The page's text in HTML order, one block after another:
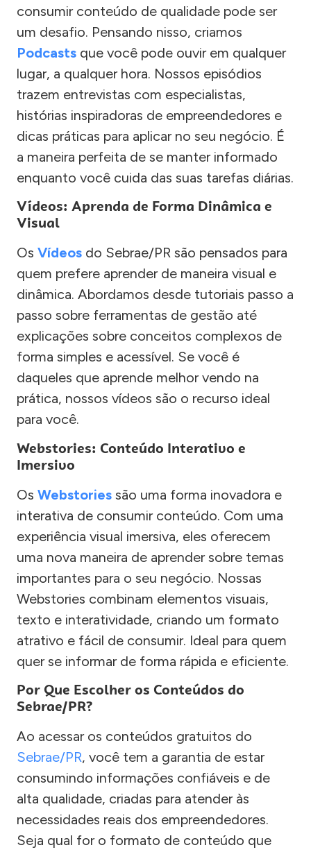
consumir conteúdo de qualidade pode ser
um desafio. Pensando nisso, criamos
Podcasts que você pode ouvir em qualquer
lugar, a qualquer hora. Nossos episódios
trazem entrevistas com especialistas,
histórias inspiradoras de empreendedores e
dicas práticas para aplicar no seu negócio. É
a maneira perfeita de se manter informado
enquanto você cuida das suas tarefas diárias.
Vídeos: Aprenda de Forma Dinâmica e
Visual
Os Vídeos do Sebrae/PR são pensados para
quem prefere aprender de maneira visual e
dinâmica. Abordamos desde tutoriais passo a
passo sobre ferramentas de gestão até
explicações sobre conceitos complexos de
forma simples e acessível. Se você é
daqueles que aprende melhor vendo na
prática, nossos vídeos são o recurso ideal
para você.
Webstories: Conteúdo Interativo e
Imersivo
Os Webstories são uma forma inovadora e
interativa de consumir conteúdo. Com uma
experiência visual imersiva, eles oferecem
uma nova maneira de aprender sobre temas
importantes para o seu negócio. Nossas
Webstories combinam elementos visuais,
texto e interatividade, criando um formato
atrativo e fácil de consumir. Ideal para quem
quer se informar de forma rápida e eficiente.
Por Que Escolher os Conteúdos do
Sebrae/PR?
Ao acessar os conteúdos gratuitos do
Sebrae/PR, você tem a garantia de estar
consumindo informações confiáveis e de
alta qualidade, criadas para atender às
necessidades reais dos empreendedores.
Seja qual for o formato de conteúdo que